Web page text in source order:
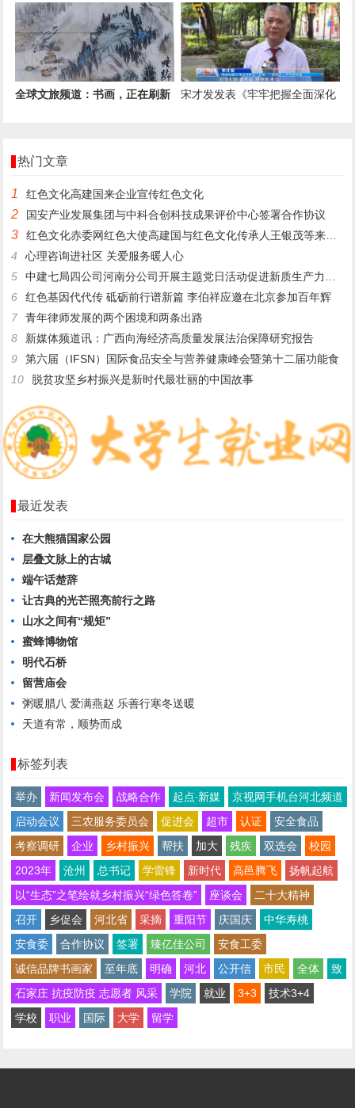
节“聚邻里，暖人心”
迎春”公益活动———走进中碳
全球文旅频道：书画，正在刷新
宋才发发表《牢牢把握全面深化
热门文章
1 ​红色文化高建国来企业宣传红色文化
2 国安产业发展集团与中科合创科技成果评价中心签署合作协议
3
红色文化赤委网红色大使高建国与红色文化传承人王银茂等来登仙桥
4
心理咨询进社区 关爱服务暖人心
5
中建七局四公司河南分公司开展主题党日活动促进新质生产力发展
6
红色基因代代传 砥砺前行谱新篇 李伯祥应邀在北京参加百年辉
7
青年律师发展的两个困境和两条出路
8
新媒体频道讯：广西向海经济高质量发展法治保障研究报告
9
第六届（IFSN）国际食品安全与营养健康峰会暨第十二届功能食
10
脱贫攻坚乡村振兴是新时代最壮丽的中国故事
最近发表
在大熊猫国家公园
层叠文脉上的古城
端午话楚辞
让古典的光芒照亮前行之路
山水之间有“规矩”
蜜蜂博物馆
明代石桥
留营庙会
粥暖腊八 爱满燕赵 乐善行寒冬送暖
天道有常，顺势而成
标签列表
举办 新闻发布会 战略合作 起点∙新媒
京视网手机台河北频道
启动会议
三农服务委员会 促进会 超市 认证
安全食品
考察调研
企业 乡村振兴 帮扶 加大 残疾 双选会
校园
2023年
沧州 总书记 学雷锋 新时代 高邑腾飞
扬帆起航
以“生态”之笔绘就乡村振兴“绿色答卷”
座谈会
二十大精神
召开
乡促会 河北省 采摘 重阳节 庆国庆
中华寿桃
安食委
合作协议 签署 臻亿佳公司
安食工委
诚信品牌书画家
至年底 明确 河北 公开信 市民 全体
致
石家庄 抗疫防疫 志愿者 风采
学院 就业 3+3
技术3+4
学校
职业 国际 大学 留学